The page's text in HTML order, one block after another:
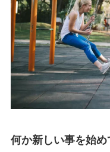
何か新しい事を始